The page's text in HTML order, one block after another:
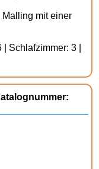
Malling mit einer
Schlafzimmer: 3 |